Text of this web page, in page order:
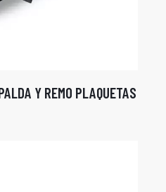
Y REMO PLAQUETAS